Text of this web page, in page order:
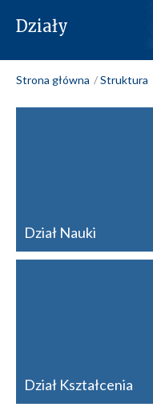
Działy
Strona główna Struktura
Dział Nauki
Dział Kształcenia